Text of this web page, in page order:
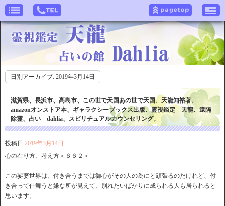
日別アーカイブ: 2019年3月14日
滋賀県、長浜市、高島市、この世で天国あの世で天国、天龍知裕著、
amazonオンストア本、ギャラクシーブックス出版、霊視鑑定 天龍、遠隔
除霊、占い dahlia、スピリチュアルカウンセリング。
投稿日 2019年3月14日
心の在り方、考え方＜６６２＞
この娑婆世界は、付き合うまでは御心がその人の為にと頑張るのだけれど、付
き合って仕舞うと嫌な所が見えて、別れたいばかりに成られる人も居られると
思います。